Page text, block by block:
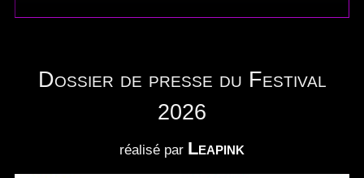
Dossier de presse du Festival
2026
réalisé par Leapink